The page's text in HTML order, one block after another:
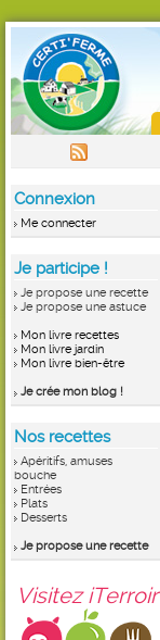
Connexion
Me connecter
Je participe !
Je propose une recette
Je propose une astuce
Mon livre recettes
Mon livre jardin
Mon livre bien-être
Je crée mon blog !
Nos recettes
Apéritifs, amuses
bouche
Entrées
Plats
Desserts
Je propose une recette
Visitez iTerroir